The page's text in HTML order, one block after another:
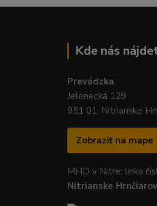
Kde nás
Prevádzka:
Jelenecká 129
951 01, Nitrianske
Zobraziť na mape
MHD v Nitre: linka
Nitrianske